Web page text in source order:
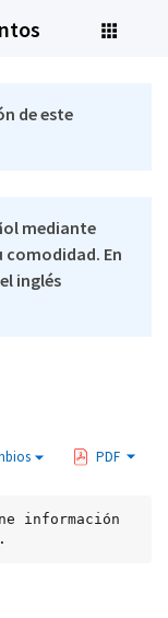
de este
mediante
En
inglés
PDF
información